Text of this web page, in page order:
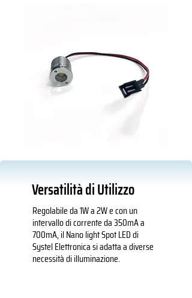
Versatilità di Utilizzo
Regolabile da 1W a 2W e con un
intervallo di corrente da 350mA a
700mA, il Nano light Spot LED di
Systel Elettronica si adatta a diverse
necessità di illuminazione.